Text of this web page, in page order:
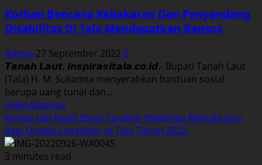
BUMDesa
Tingkat
Korban Bencana Kebakaran Dan Penyandang
Disabilitas Di Tala Mendapatkan Bansos
Admin 27 September 2022 0
𝙏𝙖𝙣𝙖𝙝 𝙇𝙖𝙪𝙩, 𝙞𝙣𝙨𝙥𝙞𝙧𝙖𝙨𝙞𝙩𝙖𝙡𝙖.𝙘𝙤.𝙞𝙙.- Bupati Tanah Laut
(Tala) H. M. Sukamta menyerahkan bantuan sosial
berupa uang tunai dan...
Selengkapnya
more
about
Korban
Bencana
Kintap Jadi Road Show Terakhir Pelatihan Metode Iqro
bagi Ustadz-Ustadzah se Tala Tahun 2022.
3 minutes read